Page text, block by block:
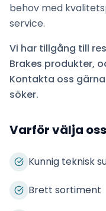
behov med
service.
Vi har tillgång till
Brakes produkter,
Kontakta oss
söker.
Varför välja
Kunnig teknisk
Brett sortiment